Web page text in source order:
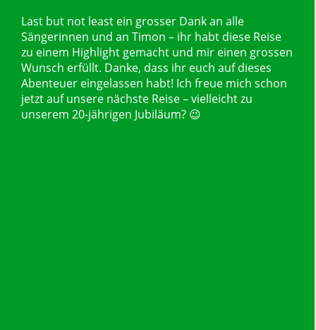
Last but not least ein grosser Dank an alle
Sängerinnen und an Timon – ihr habt diese Reise
zu einem Highlight gemacht und mir einen grossen
Wunsch erfüllt. Danke, dass ihr euch auf dieses
Abenteuer eingelassen habt! Ich freue mich schon
jetzt auf unsere nächste Reise – vielleicht zu
unserem 20-jährigen Jubiläum? 😉